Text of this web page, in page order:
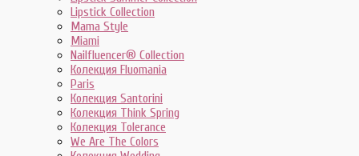
Lipstick Collection
Mama Style
Miami
Nailfluencer® Collection
Колекция Fluomania
Paris
Колекция Santorini
Колекция Think Spring
Колекция Tolerance
We Are The Colors